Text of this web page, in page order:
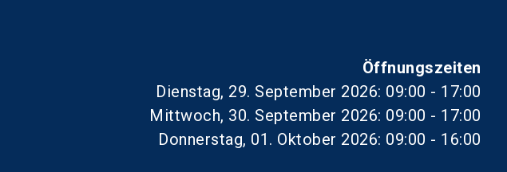
Öffnungszeiten
Dienstag, 29. September 2026: 09:00 - 17:00
Mittwoch, 30. September 2026: 09:00 - 17:00
Donnerstag, 01. Oktober 2026: 09:00 - 16:00